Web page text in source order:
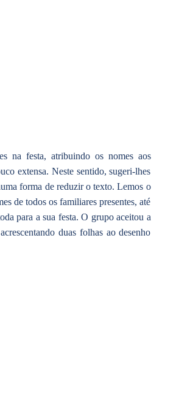
na festa, atribuindo os nomes aos
extensa. Neste sentido, sugeri-lhes
forma de reduzir o texto. Lemos o
de todos os familiares presentes, até
para a sua festa. O grupo aceitou a
duas folhas ao desenho